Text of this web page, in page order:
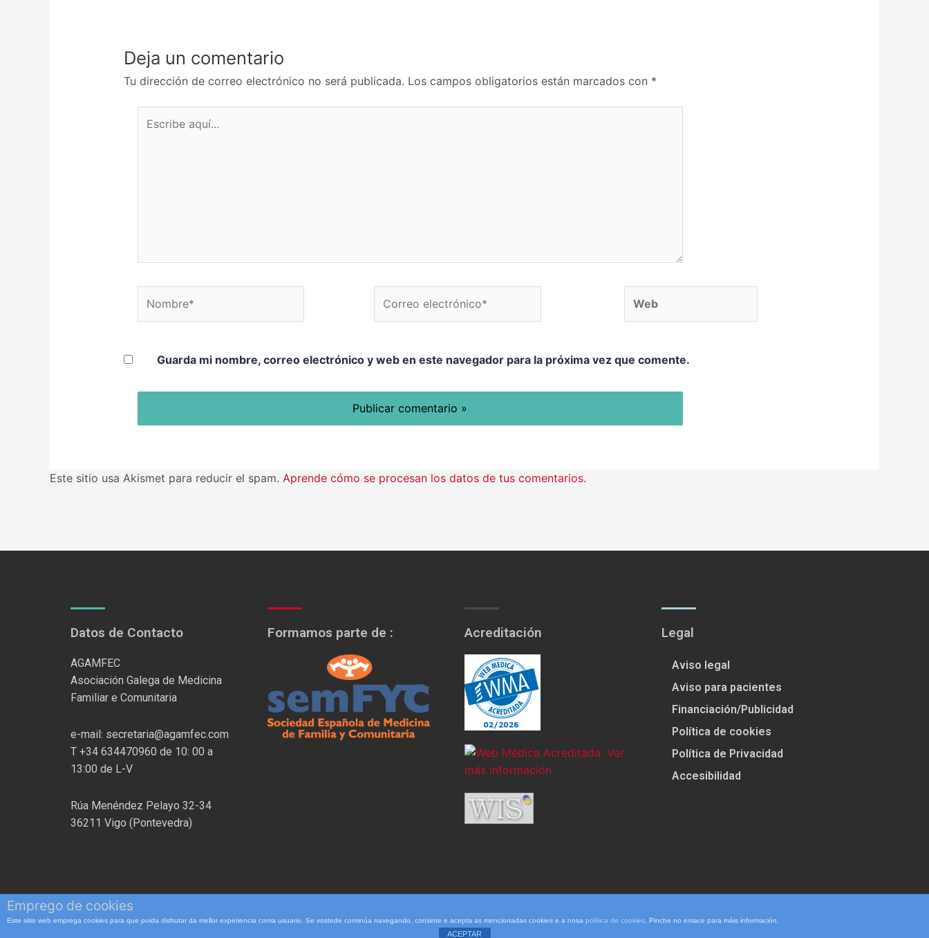
Deja un comentario
Tu dirección de correo electrónico no será publicada. Los campos obligatorios están marcados con *
Guarda mi nombre, correo electrónico y web en este navegador para la próxima vez que comente.
Este sitio usa Akismet para reducir el spam. Aprende cómo se procesan los datos de tus comentarios.
Datos de Contacto
AGAMFEC
Asociación Galega de Medicina
Familiar e Comunitaria
e-mail: secretaria@agamfec.com
T +34 634470960 de 10: 00 a
13:00 de L-V
Rúa Menéndez Pelayo 32-34
36211 Vigo (Pontevedra)
Formamos parte de : Acreditación Legal
Aviso legal
Aviso para pacientes
Financiación/Publicidad
Política de cookies
Política de Privacidad
Accesibilidad
Emprego de cookies
Este sitio web emprega cookies para que poida disfrutar da mellor experiencia coma usuario. Se vostede continúa navegando, consinte e acepta as mencionadas cookies e a nosa política de cookies , Pinche no enlace para máis información.
ACEPTAR